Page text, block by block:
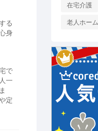
る
身
で
一
定
在宅介護
老人ホーム